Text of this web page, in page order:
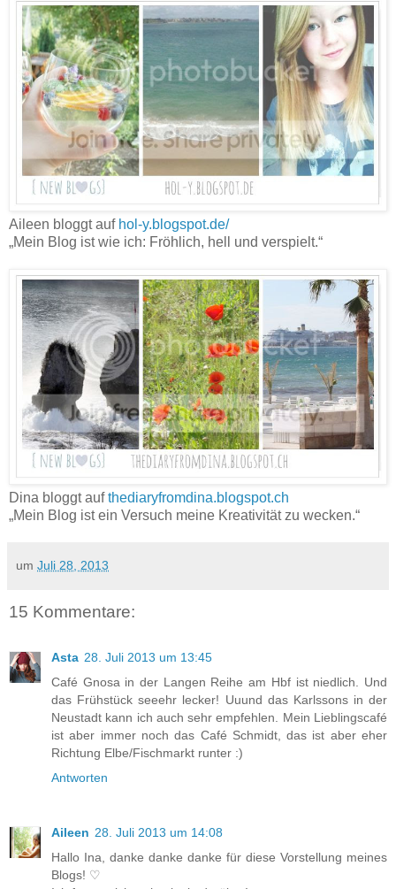
Aileen bloggt auf hol-y.blogspot.de/
„Mein Blog ist wie ich: Fröhlich, hell und verspielt.“
Dina bloggt aufthediaryfromdina.blogspot.ch
„Mein Blog ist ein Versuch meine Kreativität zu wecken.“
um Juli 28, 2013
15 Kommentare:
Asta 28. Juli 2013 um 13:45
Café Gnosa in der Langen Reihe am Hbf ist niedlich. Und
das Frühstück seeehr lecker! Uuund das Karlssons in der
Neustadt kann ich auch sehr empfehlen. Mein Lieblingscafé
ist aber immer noch das Café Schmidt, das ist aber eher
Richtung Elbe/Fischmarkt runter :)
Antworten
Aileen 28. Juli 2013 um 14:08
Hallo Ina, danke danke danke für diese Vorstellung meines
Blogs! ♡